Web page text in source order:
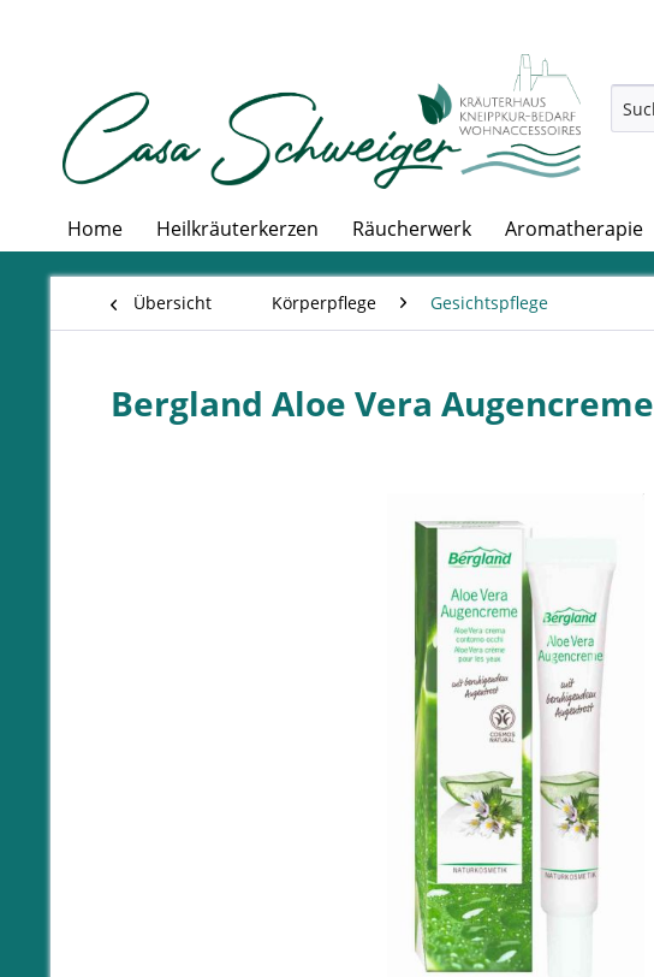
Home Heilkräuterkerzen Räucherwerk Aromatherapie
Übersicht Körperpflege Gesichtspflege
Bergland Aloe Vera Augencreme